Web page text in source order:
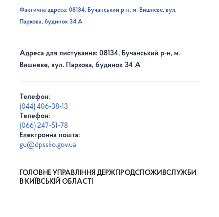
Фактична адреса: 08134, Бучанський р-н, м. Вишневе, вул.
Паркова, будинок 34 А
Адреса для листування: 08134, Бучанський р-н, м.
Вишневе, вул. Паркова, будинок 34 А
Телефон:
(044) 406-38-13
Телефон:
(066) 247-51-78
Електронна пошта:
gu@dpssko.gov.ua
ГОЛОВНЕ УПРАВЛІННЯ ДЕРЖПРОДСПОЖИВСЛУЖБИ
В КИЇВСЬКІЙ ОБЛАСТІ